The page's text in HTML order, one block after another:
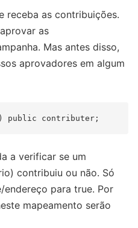
receba as contribuições.
as
Mas antes disso,
aprovadores em algum
a verificar se um
contribuiu ou não. Só
endereço para true. Por
mapeamento serão